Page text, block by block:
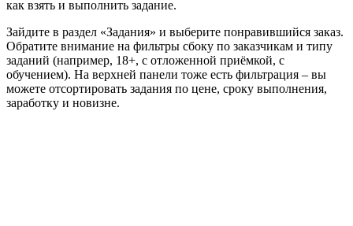
как взять и выполнить задание.
Зайдите в раздел «Задания» и выберите понравившийся заказ.
Обратите внимание на фильтры сбоку по заказчикам и типу
заданий (например, 18+, с отложенной приёмкой, с
обучением). На верхней панели тоже есть фильтрация – вы
можете отсортировать задания по цене, сроку выполнения,
заработку и новизне.